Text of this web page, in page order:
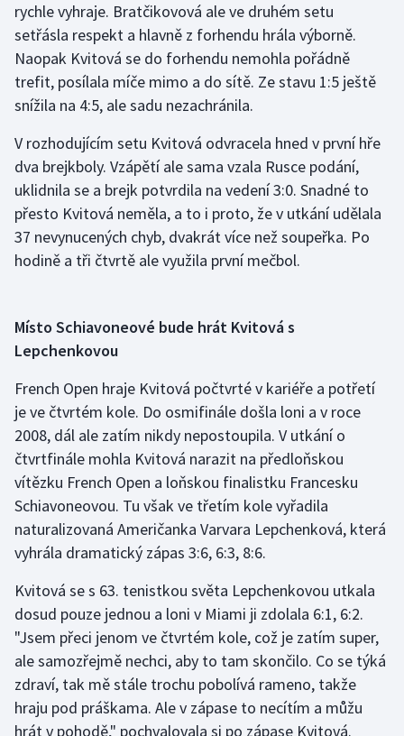
Házená
Jezdectví
Judo
Krasobruslení
Lezení
Lyže a snowboard
Olympijské hry
Parasport
Plavání
Plážový volejbal
Ragby
Rychlostní kanoistika
Short track
Sportovní střelba
rychle vyhraje. Bratčikovová ale ve druhém setu
setřásla respekt a hlavně z forhendu hrála výborně.
Naopak Kvitová se do forhendu nemohla pořádně
trefit, posílala míče mimo a do sítě. Ze stavu 1:5 ještě
snížila na 4:5, ale sadu nezachránila.
V rozhodujícím setu Kvitová odvracela hned v první hře
dva brejkboly. Vzápětí ale sama vzala Rusce podání,
uklidnila se a brejk potvrdila na vedení 3:0. Snadné to
přesto Kvitová neměla, a to i proto, že v utkání udělala
37 nevynucených chyb, dvakrát více než soupeřka. Po
hodině a tři čtvrtě ale využila první mečbol.
Místo Schiavoneové bude hrát Kvitová s
Lepchenkovou
French Open hraje Kvitová počtvrté v kariéře a potřetí
je ve čtvrtém kole. Do osmifinále došla loni a v roce
2008, dál ale zatím nikdy nepostoupila. V utkání o
čtvrtfinále mohla Kvitová narazit na předloňskou
vítězku French Open a loňskou finalistku Francesku
Schiavoneovou. Tu však ve třetím kole vyřadila
naturalizovaná Američanka Varvara Lepchenková, která
vyhrála dramatický zápas 3:6, 6:3, 8:6.
Kvitová se s 63. tenistkou světa Lepchenkovou utkala
dosud pouze jednou a loni v Miami ji zdolala 6:1, 6:2.
"Jsem přeci jenom ve čtvrtém kole, což je zatím super,
ale samozřejmě nechci, aby to tam skončilo. Co se týká
zdraví, tak mě stále trochu pobolívá rameno, takže
hraju pod práškama. Ale v zápase to necítím a můžu
hrát v pohodě," pochvalovala si po zápase Kvitová.